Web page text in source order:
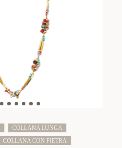
COLLANA LUNGA
COLLANA CON PIETRA